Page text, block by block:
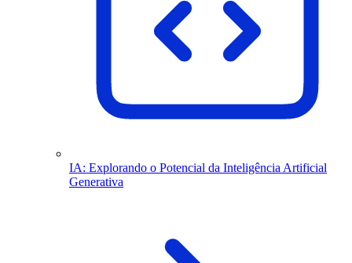
IA: Explorando o Potencial da Inteligência Artificial
Generativa